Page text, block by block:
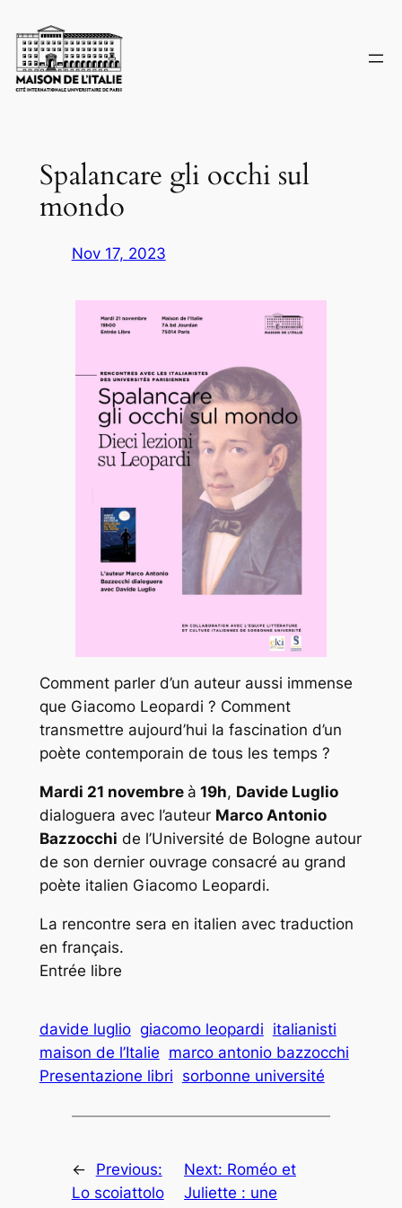
to
content
Spalancare gli occhi sul
mondo
Nov 17, 2023
Comment parler d’un auteur aussi immense
que Giacomo Leopardi ? Comment
transmettre aujourd’hui la fascination d’un
poète contemporain de tous les temps ?
Mardi 21 novembre à 19h, Davide Luglio
dialoguera avec l’auteur Marco Antonio
Bazzocchi de l’Université de Bologne autour
de son dernier ouvrage consacré au grand
poète italien Giacomo Leopardi.
La rencontre sera en italien avec traduction
en français.
Entrée libre
davide luglio giacomo leopardi italianisti
maison de l’Italie marco antonio bazzocchi
Presentazione libri sorbonne université
←
Previous:
Lo scoiattolo
Next: Roméo et
Juliette : une